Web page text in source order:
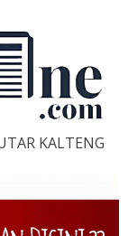
KALTENG